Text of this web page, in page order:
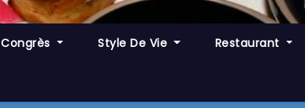
Style De Vie Restaurant